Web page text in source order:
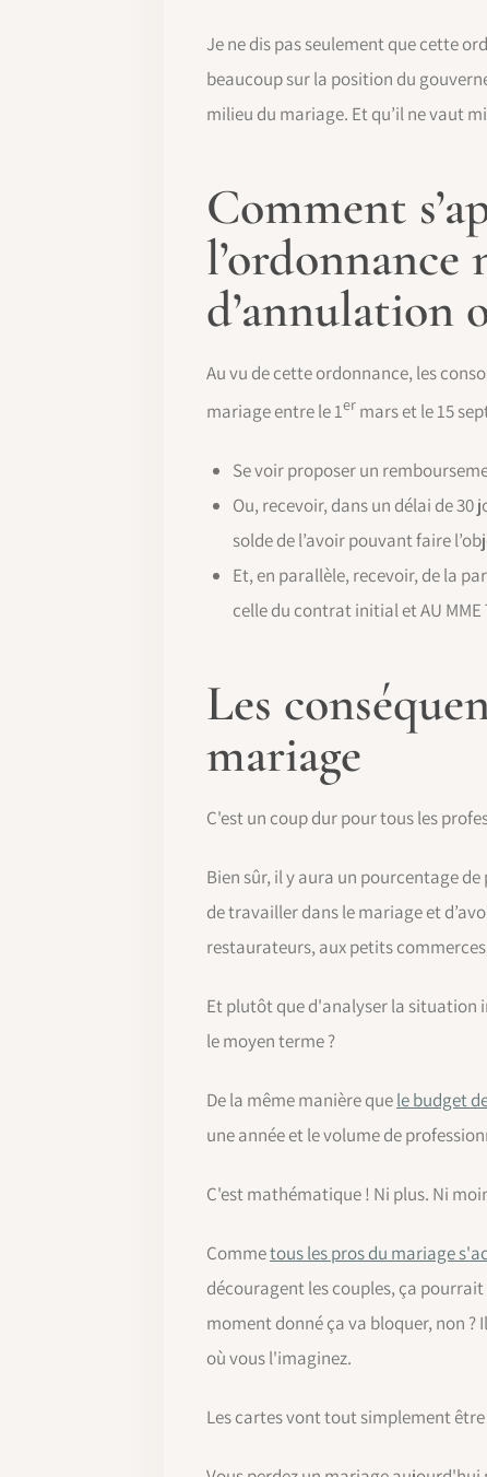
Je ne dis pas seulement que cette
beaucoup sur la position du
milieu du mariage. Et qu’il ne vaut
Comment
l’ordonnance
d’annulation
Au vu de cette ordonnance, les
mariage entre le 1er mars et le 15
Se voir proposer un
Ou, recevoir, dans un délai de
solde de l’avoir pouvant faire
Et, en parallèle, recevoir, de la
celle du contrat initial et AU
Les
mariage
C'est un coup dur pour tous les
Bien sûr, il y aura un pourcentage
de travailler dans le mariage et
restaurateurs, aux petits
Et plutôt que d'analyser la situation
le moyen terme ?
De la même manière quele budget
une année et le volume de
C'est mathématique ! Ni plus. Ni
Commetous les pros du mariage
découragent les couples, ça pourrait
moment donné ça va bloquer, non ?
où vous l'imaginez.
Les cartes vont tout simplement être